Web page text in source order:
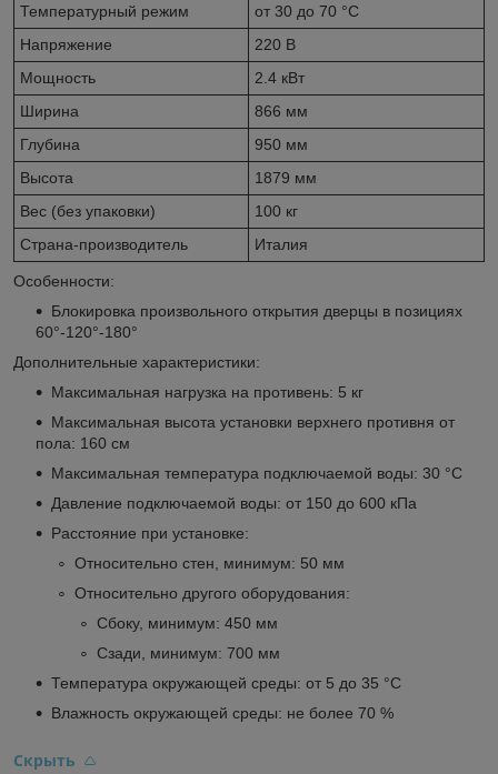
Температурный режим
от 30 до 70 °С
Напряжение
220 В
Мощность
2.4 кВт
Ширина
866 мм
Глубина
950 мм
Высота
1879 мм
Вес (без упаковки)
100 кг
Страна-производитель
Италия
Особенности:
Блокировка произвольного открытия дверцы в позициях
60°-120°-180°
Дополнительные характеристики:
Maксимальная нагрузка на противень: 5 кг
Maксимальная высота установки верхнего противня от
пола: 160 см
Максимальная температура подключаемой воды: 30 °C
Давление подключаемой воды: от 150 до 600 кПа
Расстояние при установке:
Относительно стен, минимум: 50 мм
Относительно другого оборудования:
Сбоку, минимум: 450 мм
Сзади, минимум: 700 мм
Температура окружающей среды: от 5 до 35 °C
Влажность окружающей среды: не более 70 %
Скрыть